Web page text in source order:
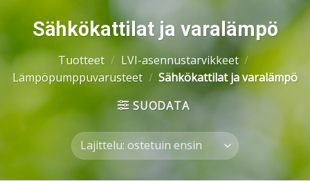
Sähkökattilat ja varalämpö
Tuotteet / LVI-asennustarvikkeet /
Lämpöpumppuvarusteet / Sähkökattilat ja varalämpö
SUODATA